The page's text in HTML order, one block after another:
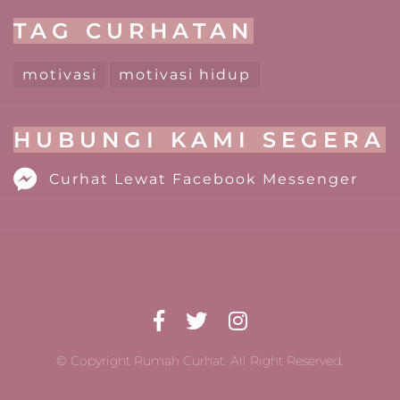
TAG CURHATAN
motivasi motivasi hidup
HUBUNGI KAMI SEGERA
Curhat Lewat Facebook Messenger
© Copyright Rumah Curhat. All Right Reserved.